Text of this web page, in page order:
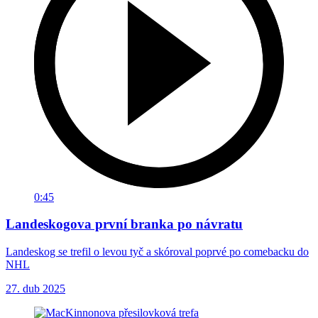
0:45
Landeskogova první branka po návratu
Landeskog se trefil o levou tyč a skóroval poprvé po comebacku do
NHL
27. dub 2025